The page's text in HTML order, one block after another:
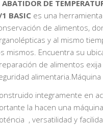
ABATIDOR DE
BASIC es una
de alimentos,
y al mismo
mismos. Encuentra su
de alimentos
integramente en
la hacen una
, versatilidad y